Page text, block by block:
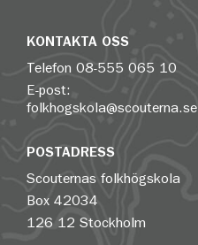
KONTAKTA OSS
Telefon 08-555 065 10
E-post:
folkhogskola@scouterna.se
POSTADRESS
Scouternas folkhögskola
Box 42034
126 12 Stockholm